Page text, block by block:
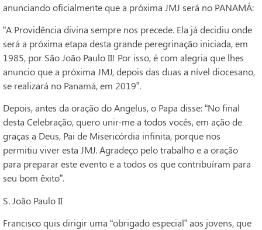
anunciando oficialmente que a próxima JMJ será no PANAMÁ:
“A Providência divina sempre nos precede. Ela já decidiu onde
será a próxima etapa desta grande peregrinação iniciada, em
1985, por São João Paulo II! Por isso, é com alegria que lhes
anuncio que a próxima JMJ, depois das duas a nível diocesano,
se realizará no Panamá, em 2019”.
Depois, antes da oração do Angelus, o Papa disse: “No final
desta Celebração, quero unir-me a todos vocês, em ação de
graças a Deus, Pai de Misericórdia infinita, porque nos
permitiu viver esta JMJ. Agradeço pelo trabalho e a oração
para preparar este evento e a todos os que contribuíram para
seu bom êxito”.
S. João Paulo II
Francisco quis dirigir uma “obrigado especial” aos jovens, que